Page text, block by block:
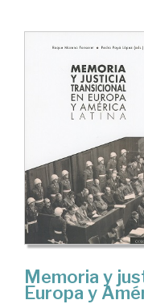
Memoria y
Europa y